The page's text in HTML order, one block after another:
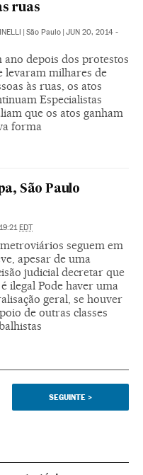
ruas
São Paulo JUN 20, 2014 -
ano depois dos protestos
levaram milhares de
às ruas, os atos
Especialistas
que os atos ganham
forma
São Paulo
EDT
seguem em
apesar de uma
judicial decretar que
ilegal Pode haver uma
geral, se houver
de outras classes
SEGUINTE >